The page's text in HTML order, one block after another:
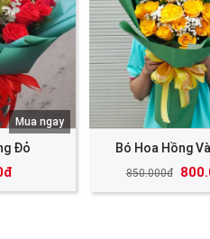
Đỏ
Mua ngay
Bó Hoa Hồng
850.000đ